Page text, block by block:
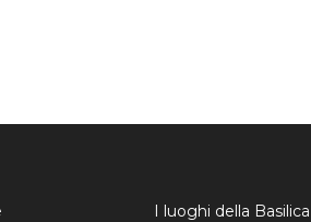
I luoghi della Basilica